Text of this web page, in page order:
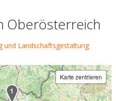
Oberösterreich
und Landschaftsgestaltung
Karte zentrieren